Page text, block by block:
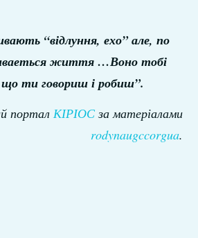
“відлуння, ехо” але, по
життя …Воно тобі
що ти говориш і робиш”.
портал КІРІОСза матеріалами
rodynaugccorgua.